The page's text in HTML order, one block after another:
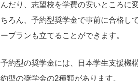
んだり、志望校を学費の安いところに
ちろん、予約型奨学金で事前に合格し
ープランも立てることができます。
予約型の奨学金には、日本学生支援機
約型の奨学金の2種類があります。